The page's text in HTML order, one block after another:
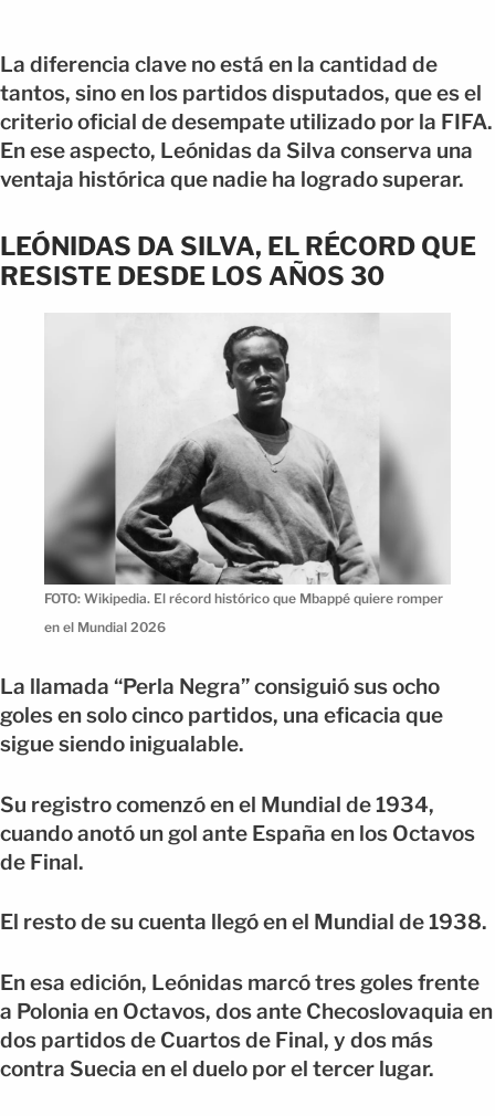
La diferencia clave no está en la cantidad de
tantos, sino en los partidos disputados, que es el
criterio oficial de desempate utilizado por la FIFA.
En ese aspecto, Leónidas da Silva conserva una
ventaja histórica que nadie ha logrado superar.
LEÓNIDAS DA SILVA, EL RÉCORD QUE
RESISTE DESDE LOS AÑOS 30
FOTO: Wikipedia. El récord histórico que Mbappé quiere romper
en el Mundial 2026
La llamada “Perla Negra” consiguió sus ocho
goles en solo cinco partidos, una eficacia que
sigue siendo inigualable.
Su registro comenzó en el Mundial de 1934,
cuando anotó un gol ante España en los Octavos
de Final.
El resto de su cuenta llegó en el Mundial de 1938.
En esa edición, Leónidas marcó tres goles frente
a Polonia en Octavos, dos ante Checoslovaquia en
dos partidos de Cuartos de Final, y dos más
contra Suecia en el duelo por el tercer lugar.